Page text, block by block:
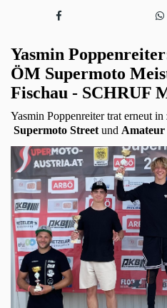
Yasmin
ÖM Supermoto
Fischau - SCHRUF
Yasmin Poppenreiter trat erneut
Supermoto Street und